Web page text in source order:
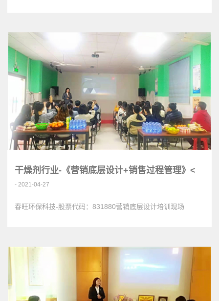
干燥剂行业-《营销底层设计+销售过程管理》<
- 2021-04-27
春旺环保科技-股票代码：831880营销底层设计培训现场